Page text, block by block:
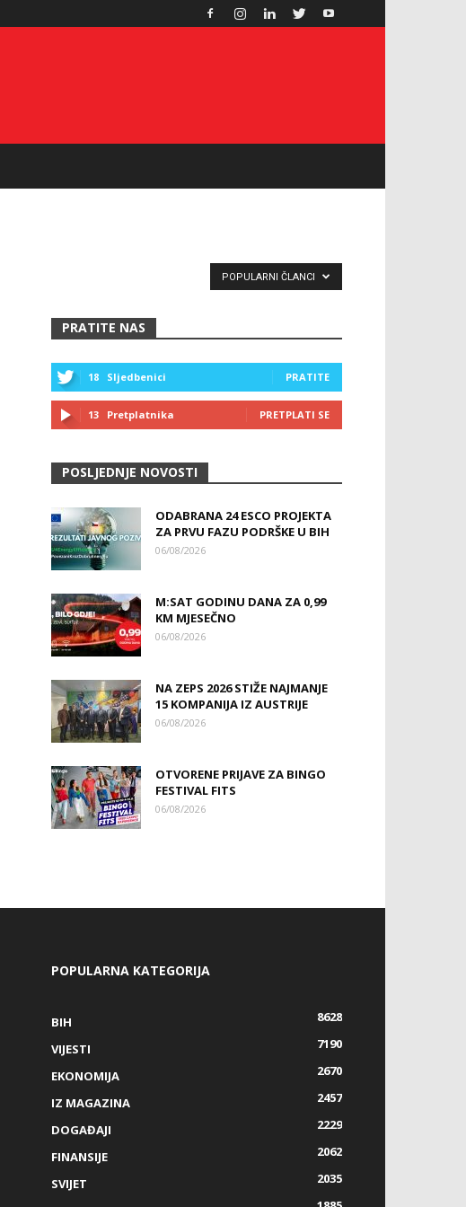
POPULARNI ČLANCI
PRATITE NAS
18 Sljedbenici PRATITE
13 Pretplatnika PRETPLATI SE
POSLJEDNJE NOVOSTI
ODABRANA 24 ESCO PROJEKTA
ZA PRVU FAZU PODRŠKE U BIH
06/08/2026
M:SAT GODINU DANA ZA 0,99
KM MJESEČNO
06/08/2026
NA ZEPS 2026 STIŽE NAJMANJE
15 KOMPANIJA IZ AUSTRIJE
06/08/2026
OTVORENE PRIJAVE ZA BINGO
FESTIVAL FITS
06/08/2026
POPULARNA KATEGORIJA
BIH
8628
VIJESTI
7190
EKONOMIJA
2670
IZ MAGAZINA
2457
DOGAĐAJI
2229
FINANSIJE
2062
SVIJET
2035